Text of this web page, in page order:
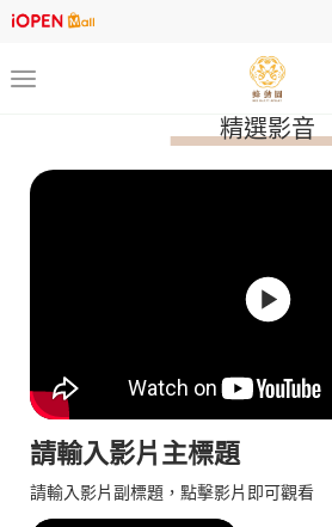
精選影音
請輸入影片主標題
請輸入影片副標題，點擊影片即可觀看